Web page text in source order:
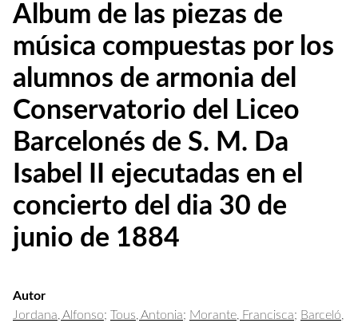
Album de las piezas de
música compuestas por los
alumnos de armonia del
Conservatorio del Liceo
Barcelonés de S. M. Da
Isabel II ejecutadas en el
concierto del dia 30 de
junio de 1884
Autor
Jordana, Alfonso; Tous, Antonia; Morante, Francisca; Barceló,